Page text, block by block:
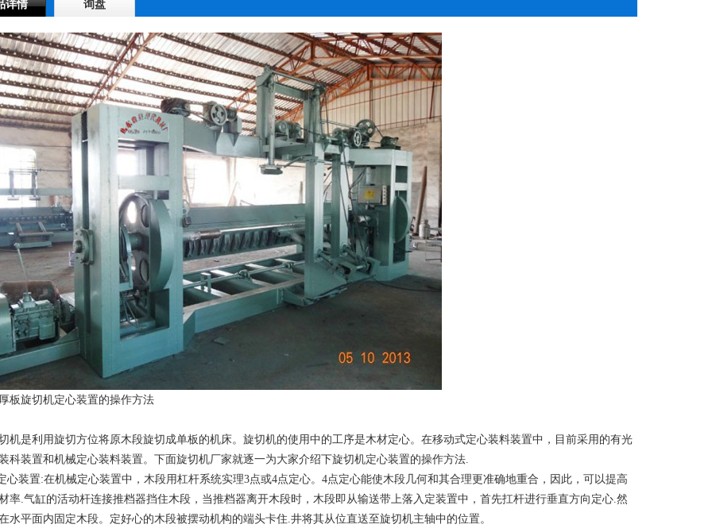
详情 询盘
板旋切机定心装置的操作方法
利用旋切方位将原木段旋切成单板的机床。旋切机的使用中的工序是木材定心。在移动式定心装料装置中，目前采用的有光
科装置和机械定心装料装置。下面旋切机厂家就逐一为大家介绍下旋切机定心装置的操作方法.
心装置:在机械定心装置中，木段用杠杆系统实理3点或4点定心。4点定心能使木段几何和其合理更准确地重合，因此，可以提高
率.气缸的活动杆连接推档器挡住木段，当推档器离开木段时，木段即从输送带上落入定装置中，首先扛杆进行垂直方向定心.然
水平面内固定木段。定好心的木段被摆动机构的端头卡住.井将其从位直送至旋切机主轴中的位置。